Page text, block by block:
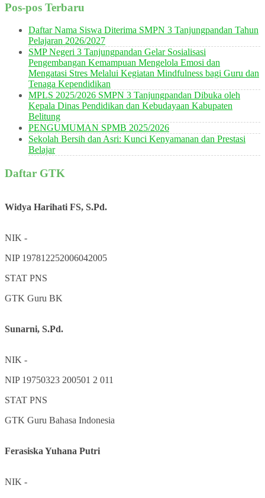
Pos-pos Terbaru
Daftar Nama Siswa Diterima SMPN 3 Tanjungpandan Tahun
Pelajaran 2026/2027
SMP Negeri 3 Tanjungpandan Gelar Sosialisasi
Pengembangan Kemampuan Mengelola Emosi dan
Mengatasi Stres Melalui Kegiatan Mindfulness bagi Guru dan
Tenaga Kependidikan
MPLS 2025/2026 SMPN 3 Tanjungpandan Dibuka oleh
Kepala Dinas Pendidikan dan Kebudayaan Kabupaten
Belitung
PENGUMUMAN SPMB 2025/2026
Sekolah Bersih dan Asri: Kunci Kenyamanan dan Prestasi
Belajar
Daftar GTK
Widya Harihati FS, S.Pd.
NIK -
NIP 197812252006042005
STAT PNS
GTK Guru BK
Sunarni, S.Pd.
NIK -
NIP 19750323 200501 2 011
STAT PNS
GTK Guru Bahasa Indonesia
Ferasiska Yuhana Putri
NIK -